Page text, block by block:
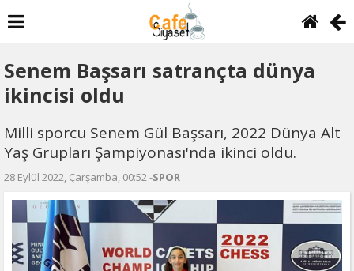
Senem Başsarı satrançta dünya
ikincisi oldu
Milli sporcu Senem Gül Başsarı, 2022 Dünya Alt
Yaş Grupları Şampiyonası'nda ikinci oldu.
28 Eylül 2022, Çarşamba, 00:52 -SPOR